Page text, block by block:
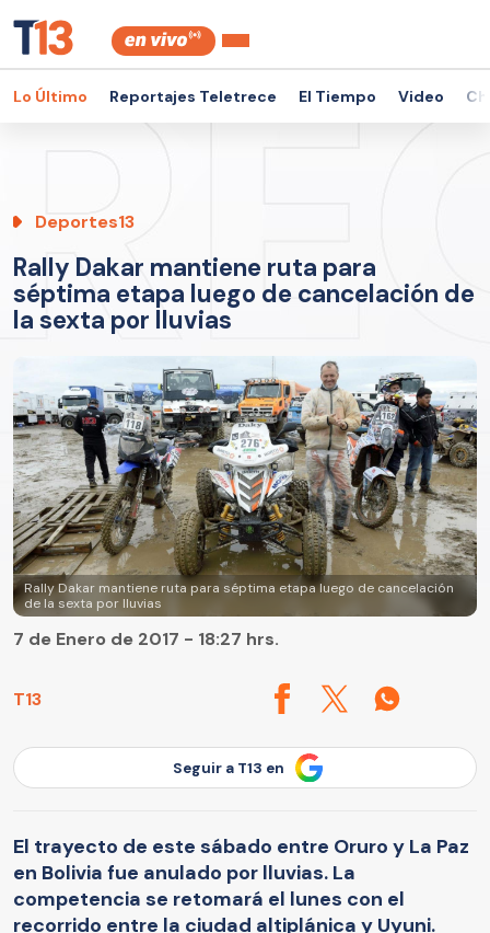
Lo Último Reportajes Teletrece El Tiempo Video
Deportes13
Rally Dakar mantiene ruta para
séptima etapa luego de cancelación de
la sexta por lluvias
Rally Dakar mantiene ruta para séptima etapa luego de cancelación
de la sexta por lluvias
T13
7 de Enero de 2017 - 18:27 hrs.
Seguir a T13 en
El trayecto de este sábado entre Oruro y La Paz
en Bolivia fue anulado por lluvias. La
competencia se retomará el lunes con el
recorrido entre la ciudad altiplánica y Uyuni.